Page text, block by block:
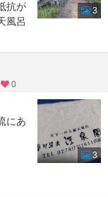
抗が
風呂
3
0
にあ
な
3